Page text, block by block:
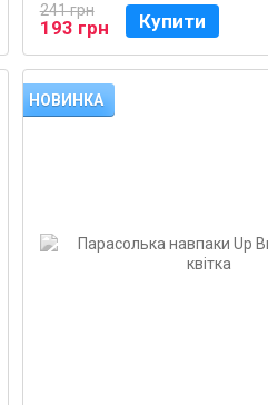
241 грн
193 грн Купити
НОВИНКА